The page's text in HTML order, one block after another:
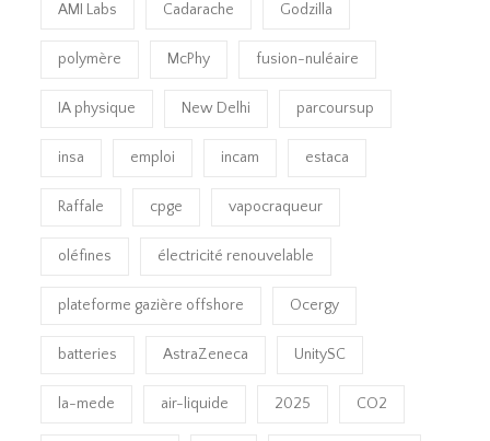
AMI Labs Cadarache Godzilla
polymère McPhy fusion-nuléaire
IA physique New Delhi parcoursup
insa emploi incam estaca
Raffale cpge vapocraqueur
oléfines électricité renouvelable
plateforme gazière offshore Ocergy
batteries AstraZeneca UnitySC
la-mede air-liquide 2025 CO2